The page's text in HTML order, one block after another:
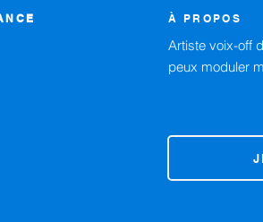
À PROPOS
Artiste voix-off
peux moduler